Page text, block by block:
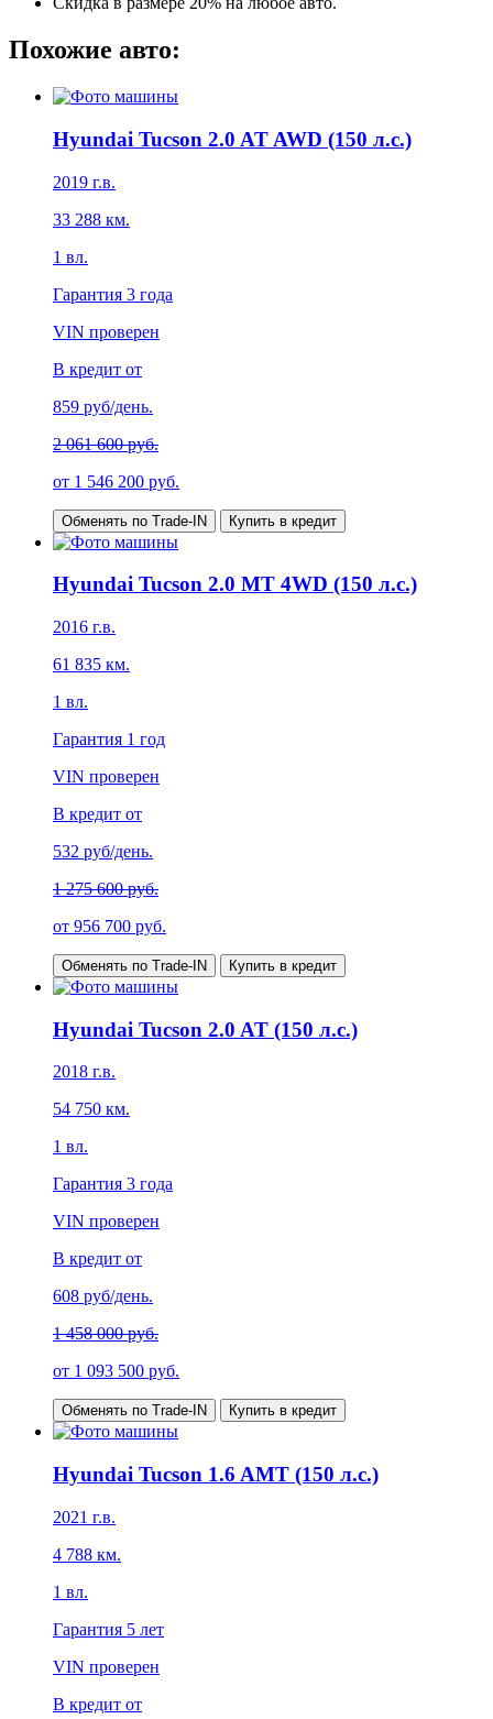
Похожие авто:
Hyundai Tucson 2.0 AT AWD (150 л.с.)
2019 г.в.
33 288 км.
1 вл.
Гарантия 3 года
VIN проверен
В кредит от
859 руб/день.
2 061 600 руб.
от 1 546 200 руб.
Обменять по Trade-IN Купить в кредит
Hyundai Tucson 2.0 MT 4WD (150 л.с.)
2016 г.в.
61 835 км.
1 вл.
Гарантия 1 год
VIN проверен
В кредит от
532 руб/день.
1 275 600 руб.
от 956 700 руб.
Обменять по Trade-IN Купить в кредит
Hyundai Tucson 2.0 AT (150 л.с.)
2018 г.в.
54 750 км.
1 вл.
Гарантия 3 года
VIN проверен
В кредит от
608 руб/день.
1 458 000 руб.
от 1 093 500 руб.
Обменять по Trade-IN Купить в кредит
Hyundai Tucson 1.6 AMT (150 л.с.)
2021 г.в.
4 788 км.
1 вл.
Гарантия 5 лет
VIN проверен
В кредит от